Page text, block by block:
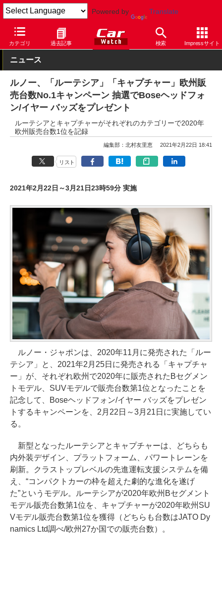
Powered by Translate
カテゴリ 過去記事 検索 Impressサイト
Car Watch 自動車 ルノー ルーテシア
ニュース
ルノー、「ルーテシア」「キャプチャー」欧州販
売台数No.1キャンペーン 抽選でBoseヘッドフォ
ン/イヤー バッズをプレゼント
ルーテシアとキャプチャーがそれぞれのカテゴリーで2020年
欧州販売台数1位を記録
編集部：北村友里恵 2021年2月22日 18:41
リスト
2021年2月22日～3月21日23時59分 実施
ルノー・ジャポンは、2020年11月に発売された「ルー
テシア」と、2021年2月25日に発売される「キャプチャ
ー」が、それぞれ欧州で2020年に販売されたBセグメン
トモデル、SUVモデルで販売台数第1位となったことを
記念して、Boseヘッドフォン/イヤー バッズをプレゼン
トするキャンペーンを、2月22日～3月21日に実施してい
る。
新型となったルーテシアとキャプチャーは、どちらも
内外装デザイン、プラットフォーム、パワートレーンを
刷新。クラストップレベルの先進運転支援システムを備
え、“コンパクトカーの枠を超えた劇的な進化を遂げ
た”というモデル。ルーテシアが2020年欧州Bセグメント
モデル販売台数第1位を、キャプチャーが2020年欧州SU
Vモデル販売台数第1位を獲得（どちらも台数はJATO Dy
namics Ltd調べ/欧州27か国での販売台数）。